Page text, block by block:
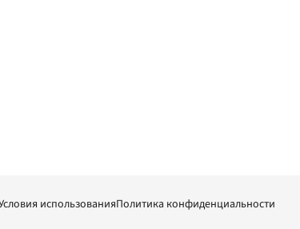
использованияПолитика конфиденциальности